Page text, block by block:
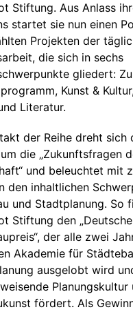
Stiftung. Aus Anlass
startet sie nun einen
Projekten der
die sich in sechs
gliedert:
Kunst &
Literatur.
der Reihe dreht sich
die „Zukunftsfragen
und beleuchtet mit
den inhaltlichen
und Stadtplanung. So
Stiftung den
der alle zwei
Akademie für
ausgelobt wird
Planungskultur
fördert. Als